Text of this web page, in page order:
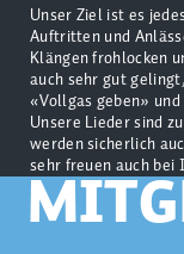
Unser Ziel ist es
Auftritten und
Klängen frohlocken
auch sehr gut
«Vollgas geben»
Unsere Lieder sind
werden sicherlich
sehr freuen auch bei